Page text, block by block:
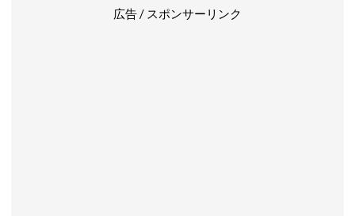
広告 / スポンサーリンク